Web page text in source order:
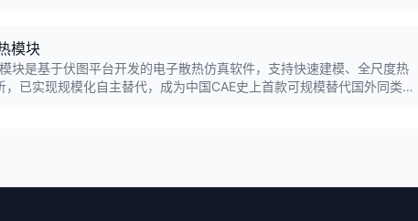
模块
块是基于伏图平台开发的电子散热仿真软件，支持快速建模、全尺度热
，已实现规模化自主替代，成为中国CAE史上首款可规模替代国外同类工